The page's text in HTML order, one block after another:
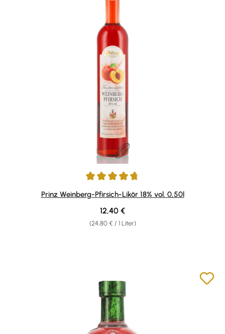
Durchschnittliche Bewertung von 4.87 von 5 Sternen
Prinz Weinberg-Pfirsich-Likör 18% vol. 0,50l
(24,80 € / 1 Liter)
Regulärer Preis:
12,40 €